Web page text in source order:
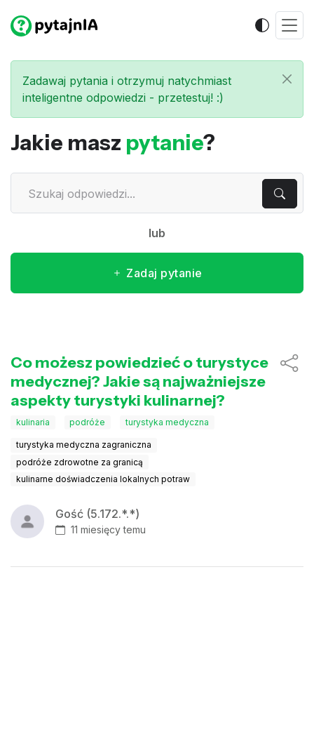
Zadawaj pytania i otrzymuj natychmiast
inteligentne odpowiedzi - przetestuj! :)
Jakie masz pytanie?
lub
Zadaj pytanie
Co możesz powiedzieć o turystyce
medycznej? Jakie są najważniejsze
aspekty turystyki kulinarnej?
kulinaria podróże turystyka medyczna
turystyka medyczna zagraniczna
podróże zdrowotne za granicą
kulinarne doświadczenia lokalnych potraw
Gość (5.172.*.*)
11 miesięcy temu